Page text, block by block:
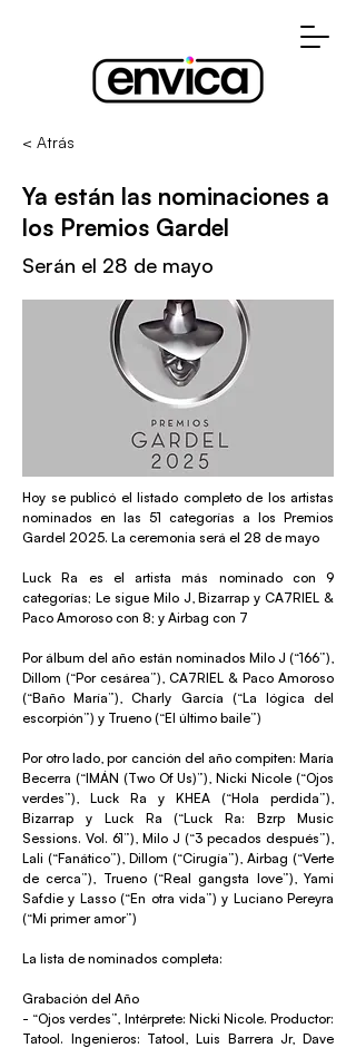
< Atrás
Ya están las nominaciones a
los Premios Gardel
Serán el 28 de mayo
Hoy se publicó el listado completo de los artistas
nominados en las 51 categorías a los Premios
Gardel 2025. La ceremonia será el 28 de mayo
Luck Ra es el artista más nominado con 9
categorías; Le sigue Milo J, Bizarrap y CA7RIEL &
Paco Amoroso con 8; y Airbag con 7
Por álbum del año están nominados Milo J (“166”),
Dillom (“Por cesárea”), CA7RIEL & Paco Amoroso
(“Baño María”), Charly García (“La lógica del
escorpión”) y Trueno (“El último baile”)
Por otro lado, por canción del año compiten: María
Becerra (“IMÁN (Two Of Us)”), Nicki Nicole (“Ojos
verdes”), Luck Ra y KHEA (“Hola perdida”),
Bizarrap y Luck Ra (“Luck Ra: Bzrp Music
Sessions. Vol. 61”), Milo J (“3 pecados después”),
Lali (“Fanático”), Dillom (“Cirugía”), Airbag (“Verte
de cerca”), Trueno (“Real gangsta love”), Yami
Safdie y Lasso (“En otra vida”) y Luciano Pereyra
(“Mi primer amor”)
La lista de nominados completa:
Grabación del Año
- “Ojos verdes”, Intérprete: Nicki Nicole. Productor:
Tatool. Ingenieros: Tatool, Luis Barrera Jr, Dave